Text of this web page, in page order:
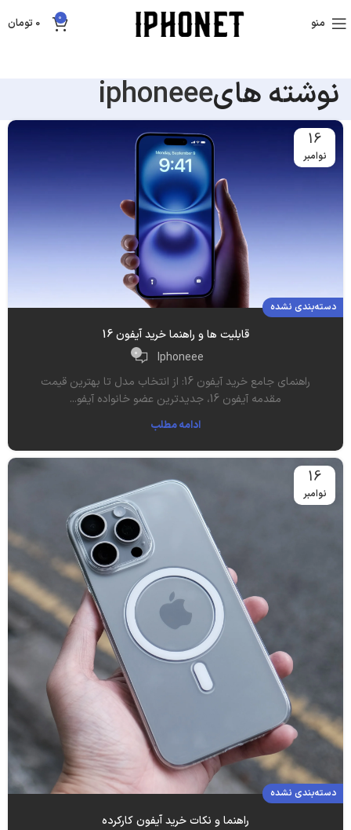
منو 0
0 تومان
نوشته هایiphoneee
16
نوامبر
دسته‌بندی نشده
قابلیت ها و راهنما خرید آیفون 16
Iphoneee
0
راهنمای جامع خرید آیفون 16: از انتخاب مدل تا بهترین قیمت
مقدمه آیفون 16، جدیدترین عضو خانواده آیفو...
ادامه مطلب
16
نوامبر
دسته‌بندی نشده
راهنما و نکات خرید آیفون کارکرده